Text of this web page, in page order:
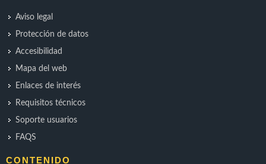
Aviso legal
Protección de datos
Accesibilidad
Mapa del web
Enlaces de interés
Requisitos técnicos
Soporte usuarios
FAQS
CONTENIDO